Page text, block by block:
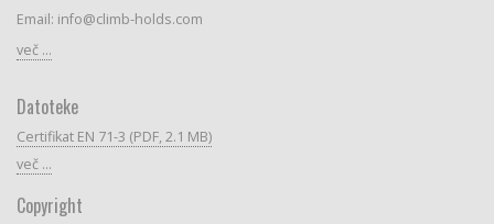
Email: info@climb-holds.com
več ...
Datoteke
Certifikat EN 71-3 (PDF, 2.1 MB)
več ...
Copyright